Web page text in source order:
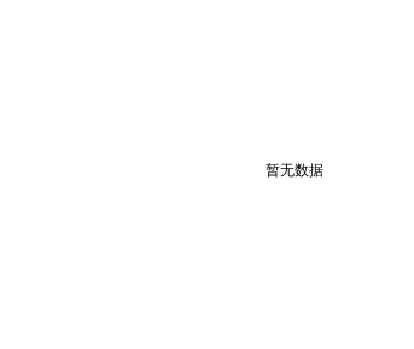
暂无数据